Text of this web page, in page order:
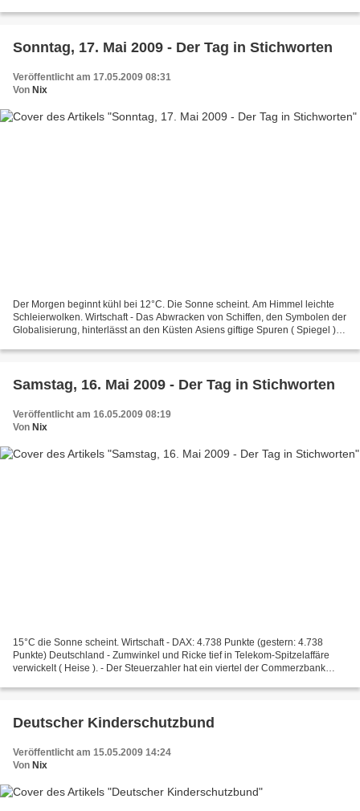
Sonntag, 17. Mai 2009 - Der Tag in Stichworten
Veröffentlicht am 17.05.2009 08:31
Von Nix
Der Morgen beginnt kühl bei 12°C. Die Sonne scheint. Am Himmel leichte
Schleierwolken. Wirtschaft - Das Abwracken von Schiffen, den Symbolen der
Globalisierung, hinterlässt an den Küsten Asiens giftige Spuren ( Spiegel ).
Samstag, 16. Mai 2009 - Der Tag in Stichworten
Veröffentlicht am 16.05.2009 08:19
Von Nix
15°C die Sonne scheint. Wirtschaft - DAX: 4.738 Punkte (gestern: 4.738
Punkte) Deutschland - Zumwinkel und Ricke tief in Telekom-Spitzelaffäre
verwickelt ( Heise ). - Der Steuerzahler hat ein viertel der Commerzbank
Deutscher Kinderschutzbund
Veröffentlicht am 15.05.2009 14:24
Von Nix